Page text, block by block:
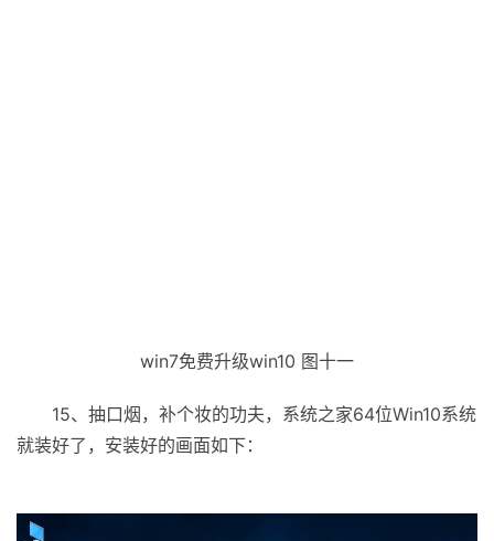
win7免费升级win10 图十一
15、抽口烟，补个妆的功夫，系统之家64位Win10系统
就装好了，安装好的画面如下：